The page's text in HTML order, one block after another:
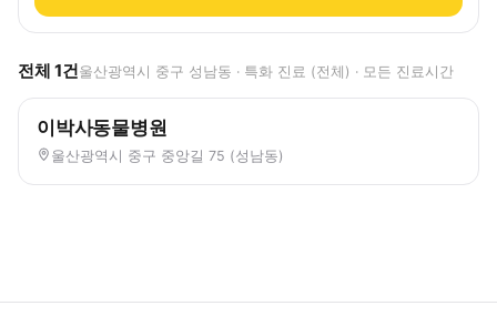
전체 1건울산광역시 중구 성남동 · 특화 진료 (전체) · 모든 진료시간
이박사동물병원
울산광역시 중구 중앙길 75 (성남동)